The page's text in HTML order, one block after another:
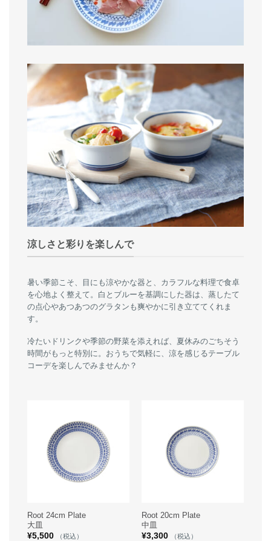
涼しさと彩りを楽しんで
暑い季節こそ、目にも涼やかな器と、カラフルな料理で食卓
を心地よく整えて。白とブルーを基調にした器は、蒸したて
の点心やあつあつのグラタンも爽やかに引き立ててくれま
す。
冷たいドリンクや季節の野菜を添えれば、夏休みのごちそう
時間がもっと特別に。おうちで気軽に、涼を感じるテーブル
コーデを楽しんでみませんか？
Root 24cm Plate
大皿
¥5,500 （税込）
Root 20cm Plate
中皿
¥3,300 （税込）